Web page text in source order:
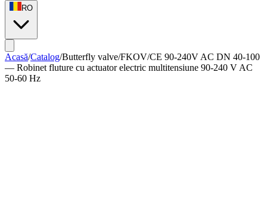
RO
Acasă/Catalog/Butterfly valve/FKOV/CE 90-240V AC DN 40-100
— Robinet fluture cu actuator electric multitensiune 90-240 V AC
50-60 Hz